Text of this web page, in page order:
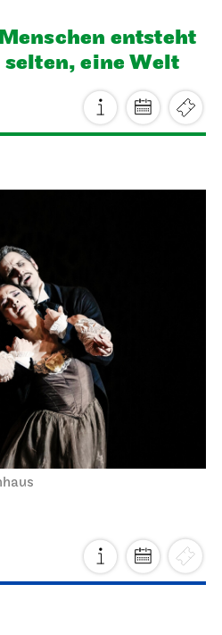
ent­steht
eine Welt